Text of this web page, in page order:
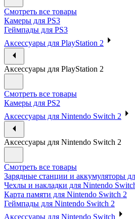
Смотреть все товары
Камеры для PS3
Геймпады для PS3
Аксессуары для PlayStation 2
Аксессуары для PlayStation 2
Смотреть все товары
Камеры для PS2
Аксессуары для Nintendo Switch 2
Аксессуары для Nintendo Switch 2
Смотреть все товары
Зарядные станции и аккумуляторы
Чехлы и накладки для Nintendo
Карта памяти для Nintendo Switch 2
Геймпады для Nintendo Switch 2
Аксессуары для Nintendo Switch